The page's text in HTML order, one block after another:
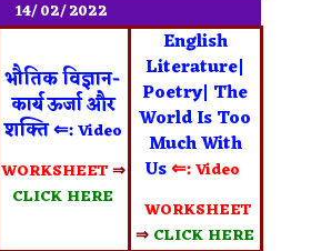
14/ 02/ 2022
भौतिक विज्ञान-
कार्य ऊर्जा और
शक्ति⇐:Video
WORKSHEET⇒
CLICK HERE
English
Literature|
Poetry| The
World Is Too
Much With
Us⇐:Video
WORKSHEET
⇒ CLICK HERE